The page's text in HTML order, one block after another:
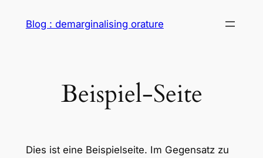
InhaltBlog : demarginalising orature
Beispiel-Seite
Dies ist eine Beispielseite. Im Gegensatz zu